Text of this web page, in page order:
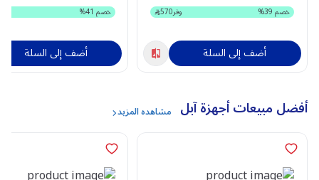
خصم 39
% وفر570
أضف إلى السلة
خصم 41
%
أضف إلى السلة
أفضل مبيعات أجهزة آبل مشاهده المزيد